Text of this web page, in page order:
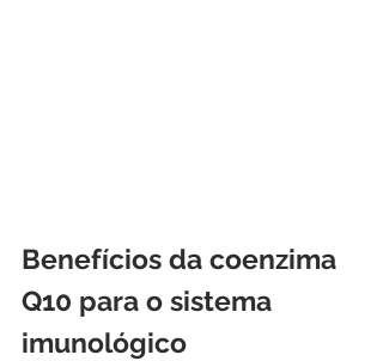
Benefícios da coenzima
Q10 para o sistema
imunológico